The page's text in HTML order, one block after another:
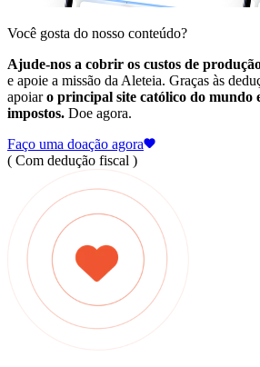
Você gosta do nosso conteúdo?
Ajude-nos a cobrir os custos de
e apoie a missão da Aleteia. Graças às
apoiaro principal site católico do mundo
impostos. Doe agora.
Faço uma doação agora
( Com dedução fiscal )